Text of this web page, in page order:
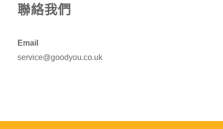
聯絡我們
Email
service@goodyou.co.uk